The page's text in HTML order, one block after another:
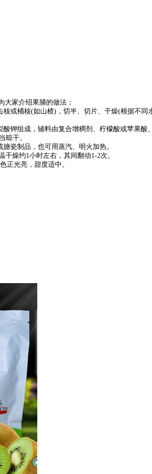
大家介绍果脯的做法；
核或桶核(如山楂)，切半、切片、干燥(根据不同
酸钾组成 ，辅料由复合增稠剂、柠檬酸或苹果酸
晾干。
搪瓷制品 ，也可用蒸汽、明火加热。
干燥约1小时左右，其间翻动1-2次。
正光亮 ，甜度适中。